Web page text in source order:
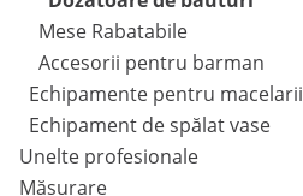
Mese Rabatabile
Accesorii pentru barman
Echipamente pentru macelarii
Echipament de spălat vase
Unelte profesionale
Măsurare